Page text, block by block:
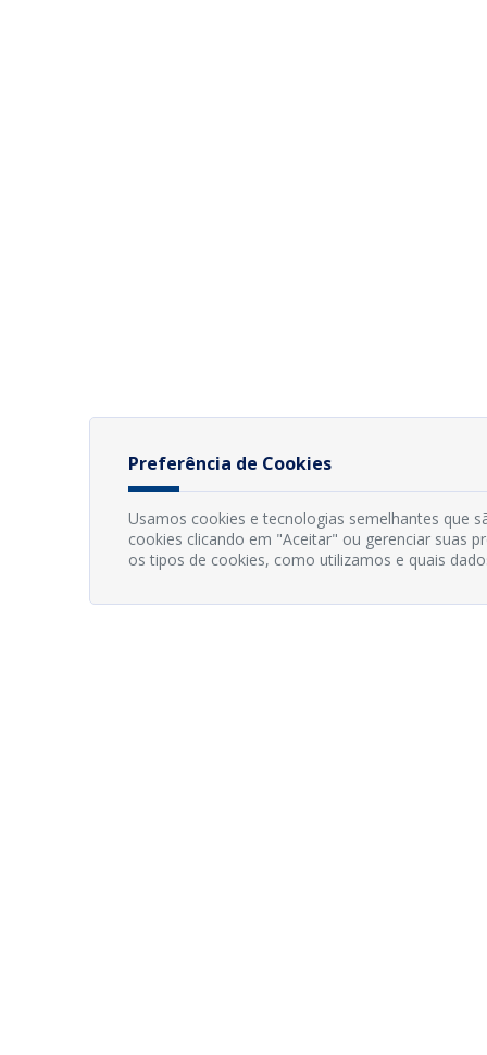
Preferência de Cookies
Usamos cookies e tecnologias semelhantes que
cookies clicando em "Aceitar" ou gerenciar suas
os tipos de cookies, como utilizamos e quais